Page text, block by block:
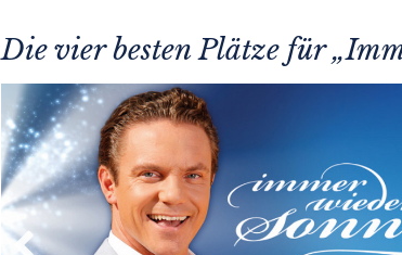
Die vier besten Plätze für